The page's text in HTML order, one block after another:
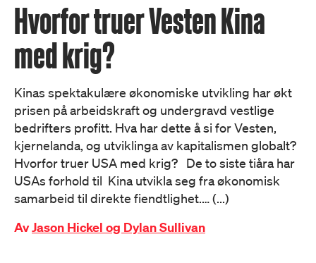
Hvorfor truer Vesten Kina
med krig?
Kinas spektakulære økonomiske utvikling har økt
prisen på arbeidskraft og undergravd vestlige
bedrifters profitt. Hva har dette å si for Vesten,
kjernelanda, og utviklinga av kapitalismen globalt?
Hvorfor truer USA med krig? De to siste tiåra har
USAs forhold til Kina utvikla seg fra økonomisk
samarbeid til direkte fiendtlighet.… (...)
AvJason Hickel og Dylan Sullivan